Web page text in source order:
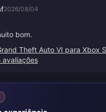
2026/08/04
bom.
Theft Auto VI para Xbox
avaliações